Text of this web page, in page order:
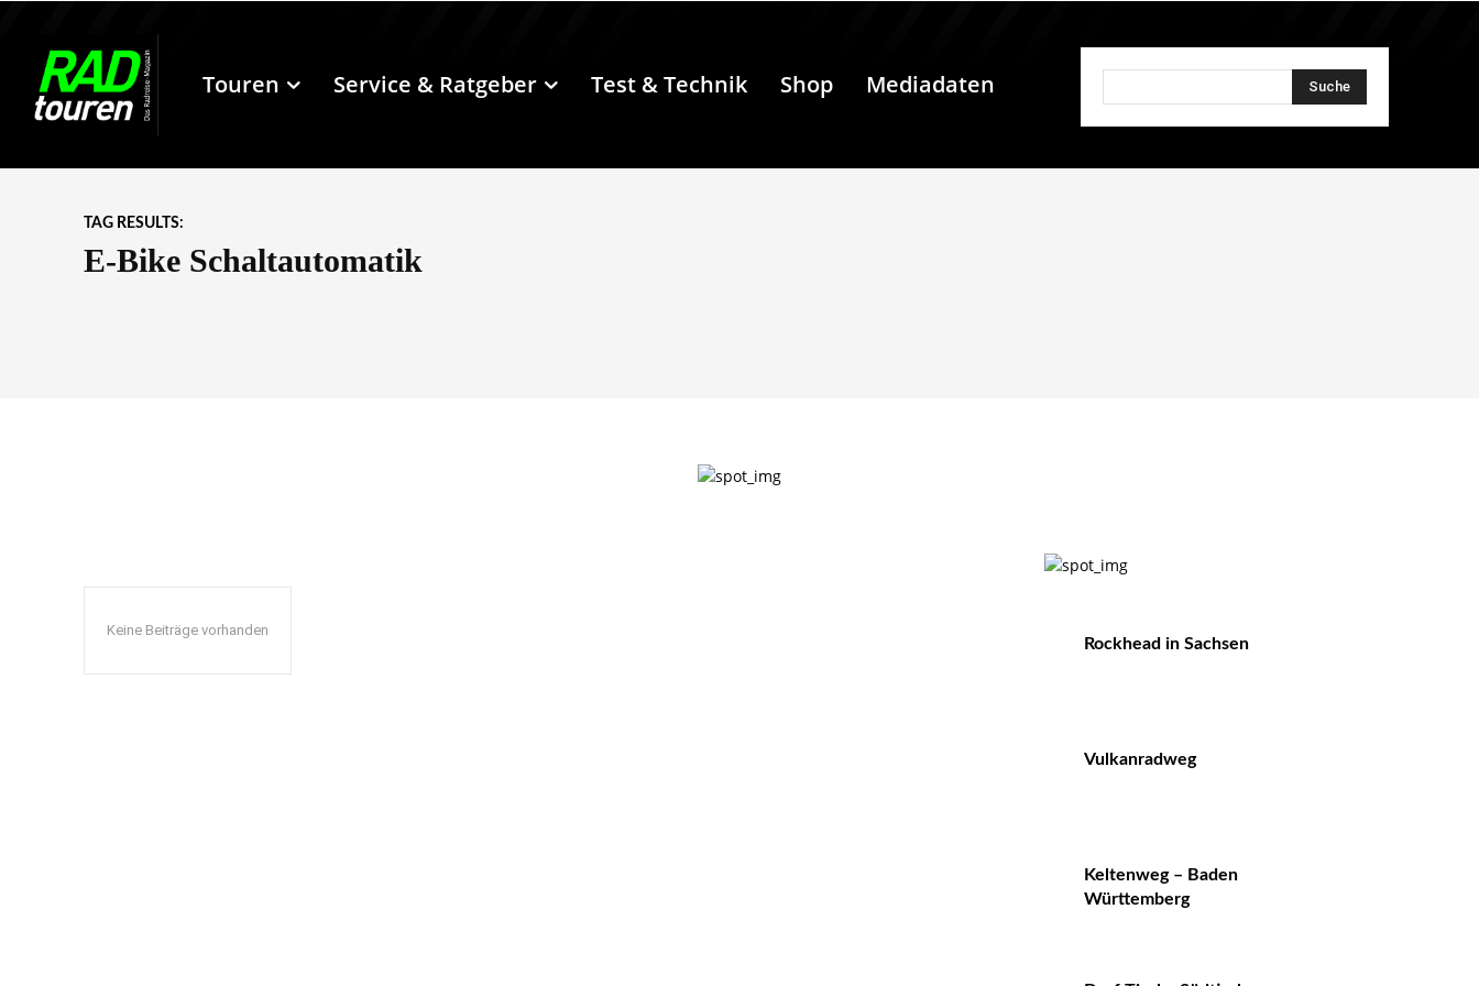
Touren Service & Ratgeber Test & Technik Shop Mediadaten Suche
TAG RESULTS:
E-Bike Schaltautomatik
Keine Beiträge vorhanden
Rockhead in Sachsen
Vulkanradweg
Keltenweg – Baden
Württemberg